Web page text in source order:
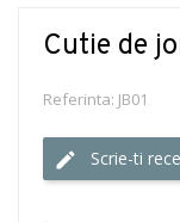
Cutie de
Referinta: JB01
Scrie-ti